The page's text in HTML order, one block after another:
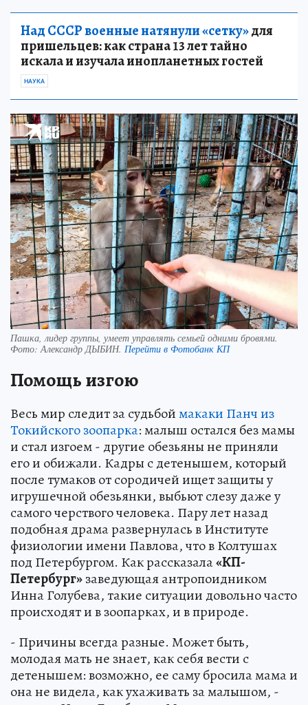
Над СССР военные натянули «сетку»для
пришельцев: как страна 13 лет тайно
искала и изучала инопланетных гостей
НАУКА
Пашка, лидер группы, умеет управлять семьей одними бровями.
Фото:Александр ДЫБИН. Перейти в Фотобанк КП
Помощь изгою
Весь мир следит за судьбоймакаки Панч из
Токийского зоопарка: малыш остался без мамы
и стал изгоем - другие обезьяны не приняли
его и обижали. Кадры с детенышем, который
после тумаков от сородичей ищет защиты у
игрушечной обезьянки, выбьют слезу даже у
самого черствого человека. Пару лет назад
подобная драма развернулась в Институте
физиологии имени Павлова, что в Колтушах
под Петербургом. Как рассказала«КП-
Петербург»заведующая антропоидником
Инна Голубева, такие ситуации довольно часто
происходят и в зоопарках, и в природе.
- Причины всегда разные. Может быть,
молодая мать не знает, как себя вести с
детенышем: возможно, ее саму бросила мама и
она не видела, как ухаживать за малышом, -